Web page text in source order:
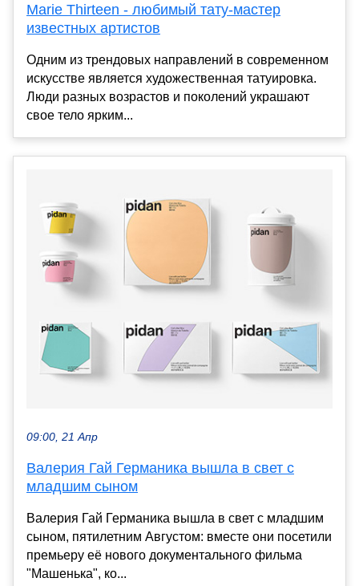
Marie Thirteen - любимый тату-мастер
известных артистов
Одним из трендовых направлений в современном
искусстве является художественная татуировка.
Люди разных возрастов и поколений украшают
свое тело ярким...
09:00, 21 Апр
Валерия Гай Германика вышла в свет с
младшим сыном
Валерия Гай Германика вышла в свет с младшим
сыном, пятилетним Августом: вместе они посетили
премьеру её нового документального фильма
"Машенька", ко...